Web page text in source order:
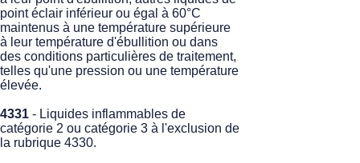
point éclair inférieur ou égal à 60°C
maintenus à une température supérieure
à leur température d'ébullition ou dans
des conditions particulières de traitement,
telles qu'une pression ou une température
élevée.
4331 - Liquides inflammables de
catégorie 2 ou catégorie 3 à l'exclusion de
la rubrique 4330.